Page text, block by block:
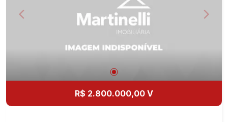
R$ 2.800.000,00 V